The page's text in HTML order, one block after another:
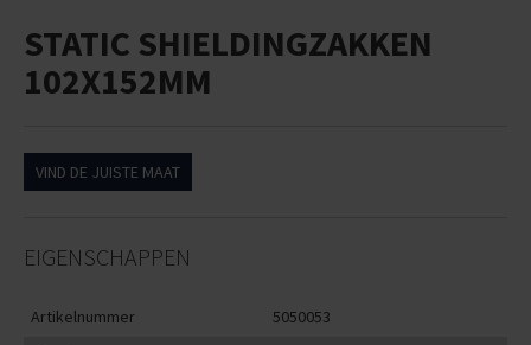
STATIC SHIELDINGZAKKEN
102X152MM
VIND DE JUISTE MAAT
EIGENSCHAPPEN
Artikelnummer
5050053